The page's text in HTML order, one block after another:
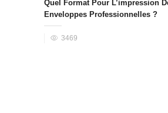
Quel Format Pour L’impression
Enveloppes Professionnelles ?
3469